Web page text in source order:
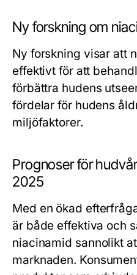
Ny forskning om
Ny forskning visar att
effektivt för att
förbättra hudens
fördelar för hudens
miljöfaktorer.
Prognoser för
2025
Med en ökad
är både effektiva och
niacinamid sannolikt
marknaden.